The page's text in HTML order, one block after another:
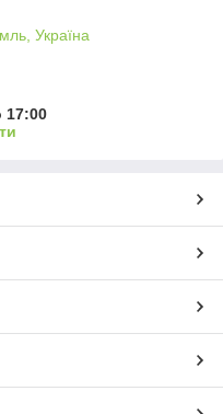
Україна
17:00